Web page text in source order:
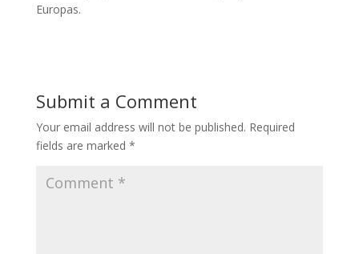
Europas.
Submit a Comment
Your email address will not be published. Required
fields are marked *